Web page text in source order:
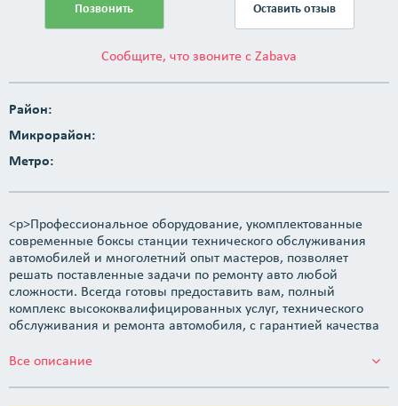
Позвонить Оставить отзыв
Сообщите, что звоните с Zabava
Район:
Микрорайон:
Метро:
<p>Профессиональное оборудование, укомплектованные
современные боксы станции технического обслуживания
автомобилей и многолетний опыт мастеров, позволяет
решать поставленные задачи по ремонту авто любой
сложности. Всегда готовы предоставить вам, полный
комплекс высококвалифицированных услуг, технического
обслуживания и ремонта автомобиля, с гарантией качества
был создан в апреле 2011 года в Заводском районе города
услуг, позволил завоевать доверие тысячи клиентов.
Все описание